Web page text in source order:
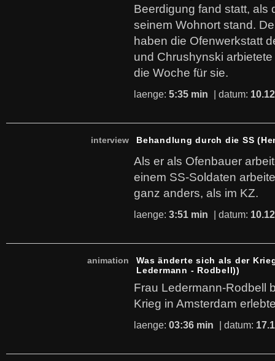
Beerdigung fand statt, als
seinem Wohnort stand.
haben die Ofenwerkstatt
und Chrushynski
die Woche für sie.
laenge: 5:35 min | datum:
interview Behandlung durch die SS
Als er als Ofenbauer
einem SS-Soldaten
ganz anders, als im KZ.
laenge: 3:51 min | datum:
animation
Was änderte sich als der
Ledermann - Rodbell))
Frau Ledermann-Rodbell
Krieg in Amsterdam
laenge: 03:36 min | datum: